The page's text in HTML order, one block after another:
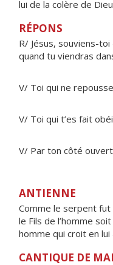
lui de la colère de
RÉPONS
R/ Jésus, souviens-toi
quand tu viendras
V/ Toi qui ne
V/ Toi qui t’es fait
V/ Par ton côté
ANTIENNE
Comme le serpent
le Fils de l’homme
homme qui croit en
CANTIQUE DE